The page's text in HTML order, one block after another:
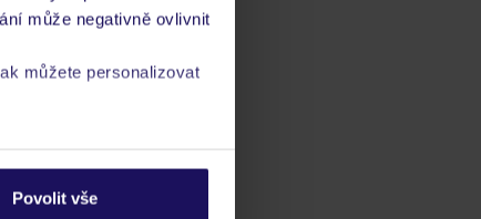
může negativně ovlivnit
můžete personalizovat
ochrany
Povolit vše